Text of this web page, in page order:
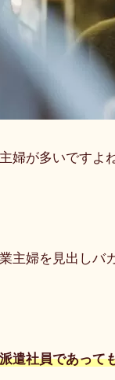
婦が多いですよね
主婦を見出しバ
遣社員であって